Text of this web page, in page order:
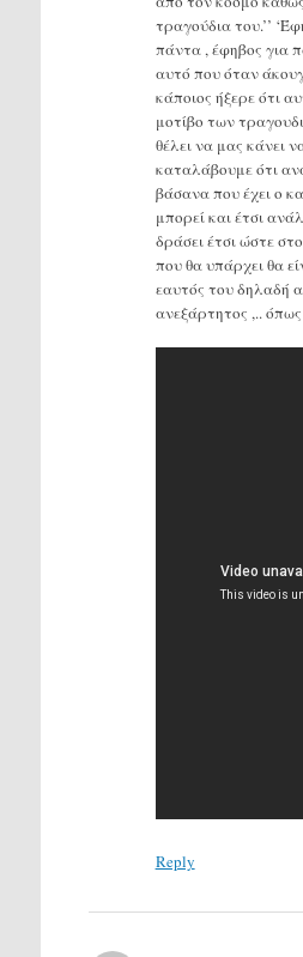
τραγούδια του.’’
πάντα , έφηβος για
αυτό που όταν
κάποιος ήξερε ότι
μοτίβο των
θέλει να μας κάνει
καταλάβουμε ότι
βάσανα που έχει ο
μπορεί και έτσι
δράσει έτσι ώστε
που θα υπάρχει θα
εαυτός του δηλαδή
ανεξάρτητος ,..
Reply